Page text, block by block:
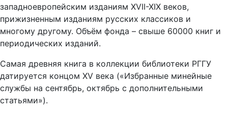
западноевропейским изданиям XVII-XIX веков,
прижизненным изданиям русских классиков и
многому другому. Объём фонда – свыше 60000 книг и
периодических изданий.
Самая древняя книга в коллекции библиотеки РГГУ
датируется концом XV века («Избранные минейные
службы на сентябрь, октябрь с дополнительными
статьями»).